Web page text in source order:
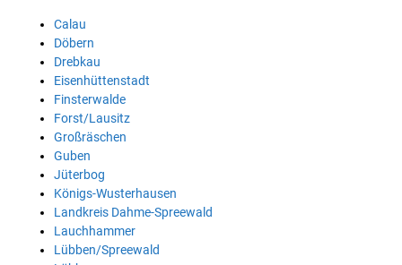
Calau
Döbern
Drebkau
Eisenhüttenstadt
Finsterwalde
Forst/Lausitz
Großräschen
Guben
Jüterbog
Königs-Wusterhausen
Landkreis Dahme-Spreewald
Lauchhammer
Lübben/Spreewald